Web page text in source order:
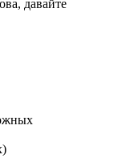
давайте